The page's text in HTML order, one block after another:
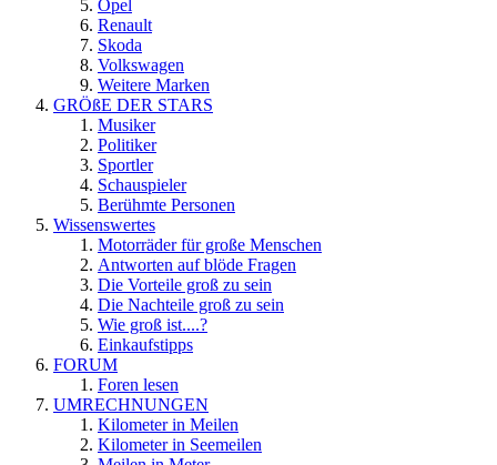
Opel
Renault
Skoda
Volkswagen
Weitere Marken
GRÖßE DER STARS
Musiker
Politiker
Sportler
Schauspieler
Berühmte Personen
Wissenswertes
Motorräder für große Menschen
Antworten auf blöde Fragen
Die Vorteile groß zu sein
Die Nachteile groß zu sein
Wie groß ist....?
Einkaufstipps
FORUM
Foren lesen
UMRECHNUNGEN
Kilometer in Meilen
Kilometer in Seemeilen